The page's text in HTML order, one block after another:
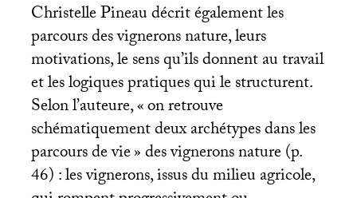
Christelle Pineau décrit également les
parcours des vignerons nature, leurs
motivations, le sens qu’ils donnent au travail
et les logiques pratiques qui le structurent.
Selon l’auteure, «on retrouve
schématiquement deux archétypes dans les
parcours de vie» des vignerons nature (p.
46) : les vignerons, issus du milieu agricole,